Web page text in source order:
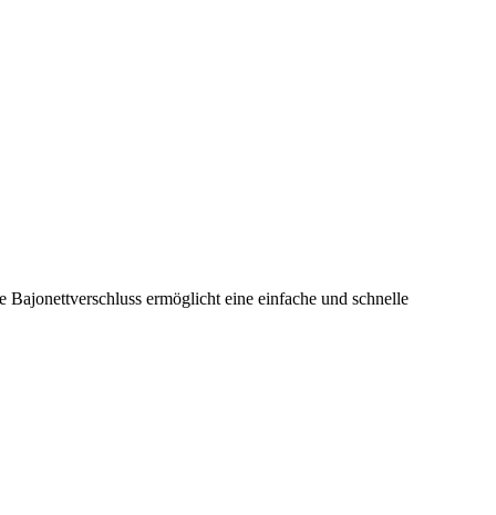
ermöglicht eine einfache und schnelle